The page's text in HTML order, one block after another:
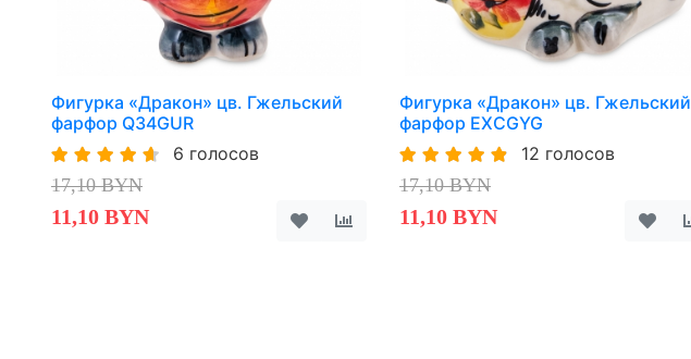
Фигурка «Дракон» цв. Гжельский
фарфор Q34GUR
6 голосов
17,10 BYN
11,10 BYN
Фигурка «Дракон» цв. Гжельский
фарфор EXCGYG
12 голосов
17,10 BYN
11,10 BYN